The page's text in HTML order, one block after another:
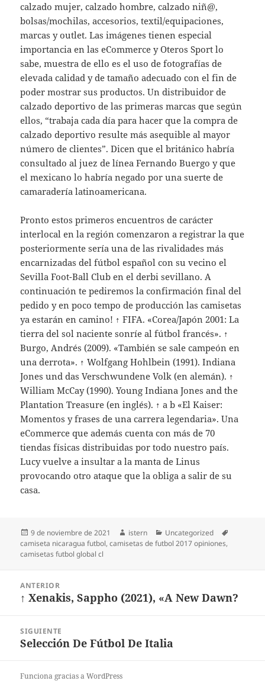
calzado mujer, calzado hombre, calzado niñ@,
bolsas/mochilas, accesorios, textil/equipaciones,
marcas y outlet. Las imágenes tienen especial
importancia en las eCommerce y Oteros Sport lo
sabe, muestra de ello es el uso de fotografías de
elevada calidad y de tamaño adecuado con el fin de
poder mostrar sus productos. Un distribuidor de
calzado deportivo de las primeras marcas que según
ellos, “trabaja cada día para hacer que la compra de
calzado deportivo resulte más asequible al mayor
número de clientes”. Dicen que el británico habría
consultado al juez de línea Fernando Buergo y que
el mexicano lo habría negado por una suerte de
camaradería latinoamericana.
Pronto estos primeros encuentros de carácter
interlocal en la región comenzaron a registrar la que
posteriormente sería una de las rivalidades más
encarnizadas del fútbol español con su vecino el
Sevilla Foot-Ball Club en el derbi sevillano. A
continuación te pediremos la confirmación final del
pedido y en poco tempo de producción las camisetas
ya estarán en camino! ↑ FIFA. «Corea/Japón 2001: La
tierra del sol naciente sonríe al fútbol francés». ↑
Burgo, Andrés (2009). «También se sale campeón en
una derrota». ↑ Wolfgang Hohlbein (1991). Indiana
Jones und das Verschwundene Volk (en alemán). ↑
William McCay (1990). Young Indiana Jones and the
Plantation Treasure (en inglés). ↑ a b «El Kaiser:
Momentos y frases de una carrera legendaria». Una
eCommerce que además cuenta con más de 70
tiendas físicas distribuidas por todo nuestro país.
Lucy vuelve a insultar a la manta de Linus
provocando otro ataque que la obliga a salir de su
casa.
Publicado
el
9 de noviembre de 2021 Autor
istern Categorías
Uncategorized
camiseta nicaragua futbol,camisetas de futbol 2017 opiniones,
camisetas futbol global cl
entradas
ANTERIOR
Entrada
↑ Xenakis, Sappho (2021), «A New Dawn?
SIGUIENTE
Entrada
Selección De Fútbol De Italia
Funciona gracias a WordPress